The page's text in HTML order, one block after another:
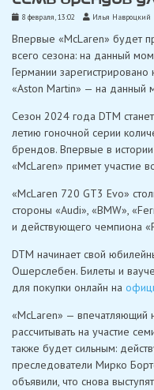
8 февраля, 13:02 Илья Навроцкий
Впервые «McLaren» будет
всего сезона: на данный
Германии
«Aston Martin» — на данный
Сезон 2024 года DTM
летию гоночной серии
брендов. Впервые в
«McLaren» примет участие
«McLaren 720 GT3 Evo»
стороны «Audi», «BMW»,
и действующего чемпиона
DTM начинает свой
Ошерслебен. Билеты и
для покупки онлайн на
«McLaren» — впечатляющий
рассчитывать на участие
также будет сильным:
преследователи Мирко
объявили, что снова